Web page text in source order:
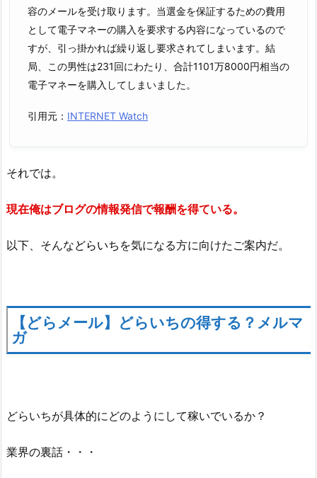
容のメールを受け取ります。当選金を保証するための費用
として電子マネーの購入を要求する内容になっているので
すが、引っ掛かれば繰り返し要求されてしまいます。結
局、この男性は231回にわたり、合計1101万8000円相当の
電子マネーを購入してしまいました。
引用元： INTERNET Watch
それでは。
現在俺はブログの情報発信で報酬を得ている。
以下、そんなどらいち を気になる方に向けたご案内だ。
【どらメール】どらいちの得する？メルマ
ガ
どらいちが具体的にどのようにして稼いでいるか？
業界の裏話・・・